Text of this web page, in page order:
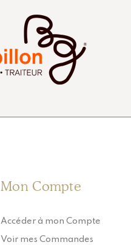
Mon Compte
Accéder à mon Compte
Voir mes Commandes